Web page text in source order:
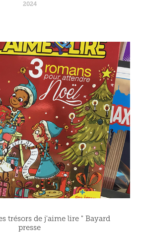
2024
trésors de j'aime lire " Bayard
presse